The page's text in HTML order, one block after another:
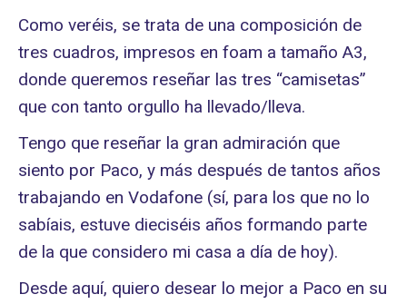
Como veréis, se trata de una composición de
tres cuadros, impresos en foam a tamaño A3,
donde queremos reseñar las tres “camisetas”
que con tanto orgullo ha llevado/lleva.
Tengo que reseñar la gran admiración que
siento por Paco, y más después de tantos años
trabajando en Vodafone (sí, para los que no lo
sabíais, estuve dieciséis años formando parte
de la que considero mi casa a día de hoy).
Desde aquí, quiero desear lo mejor a Paco en su